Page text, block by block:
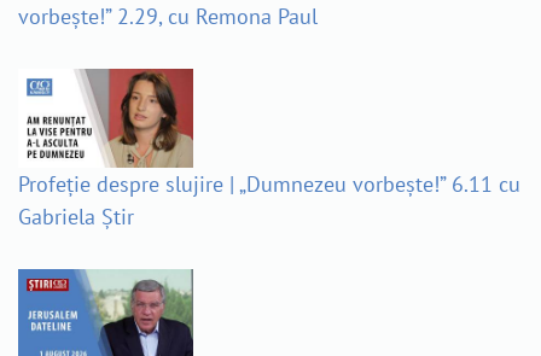
vorbește!” 2.29, cu Remona Paul
Profeție despre slujire | „Dumnezeu vorbește!” 6.11 cu
Gabriela Știr